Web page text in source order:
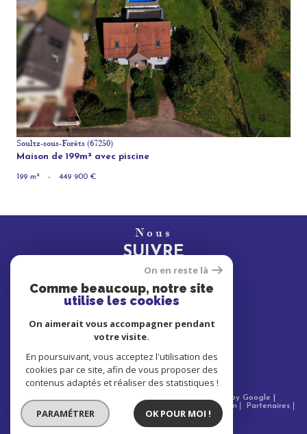
voir le bien
Soultz-sous-Forêts (67250)
Maison de 199m² avec piscine
199 m² - 449 900 €
Nous
SUIVRE
ADHÉRONS
© 2026 | Tous droits réservés | Traduction powered by Google |
Nos honoraires
Plan du site Mentions légales Admin
Partenaires
Politique RGPD
Cookies
On en reste là
Comme beaucoup, notre site
utilise les cookies
On aimerait vous accompagner pendant
votre visite.
En poursuivant, vous acceptez l'utilisation des
cookies par ce site, afin de vous proposer des
contenus adaptés et réaliser des statistiques !
PARAMÉTRER OK POUR MOI !